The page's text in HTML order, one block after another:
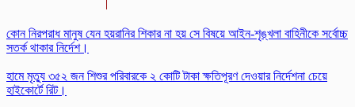
কোন নিরপরাধ মানুষ যেন হয়রানির শিকার না হয় সে বিষয়ে আইন-শৃঙ্খলা বাহিনীকে সর্বোচ্চ
সতর্ক থাকার নির্দেশ।
হামে মৃত্যু ৩৫২ জন শিশুর পরিবারকে ২ কোটি টাকা ক্ষতিপূরণ দেওয়ার নির্দেশনা চেয়ে
হাইকোর্টে রিট।